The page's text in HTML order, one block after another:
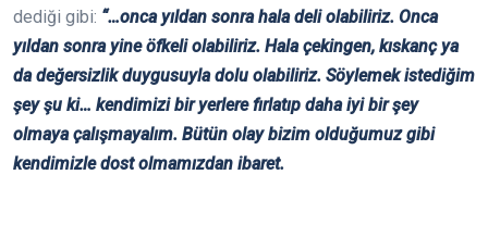
dediği gibi: “…onca yıldan sonra hala deli olabiliriz. Onca
yıldan sonra yine öfkeli olabiliriz. Hala çekingen, kıskanç ya
da değersizlik duygusuyla dolu olabiliriz. Söylemek istediğim
şey şu ki… kendimizi bir yerlere fırlatıp daha iyi bir şey
olmaya çalışmayalım. Bütün olay bizim olduğumuz gibi
kendimizle dost olmamızdan ibaret.